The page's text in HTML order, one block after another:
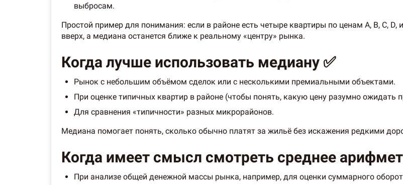
выбросам.
Простой пример для понимания: если в районе есть четыре квартиры по ценам A, B, C,
вверх, а медиана останется ближе к реальному «центру» рынка.
Когда лучше использовать медиану ✅
Рынок с небольшим объёмом сделок или с несколькими премиальными объектами.
При оценке типичных квартир в районе (чтобы понять, какую цену разумно ожидать
Для сравнения «типичности» разных микрорайонов.
Медиана помогает понять, сколько обычно платят за жильё без искажения редкими
Когда имеет смысл смотреть среднее
При анализе общей денежной массы рынка, например, для оценки суммарного